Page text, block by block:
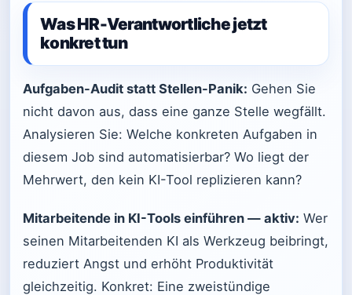
Was HR-Verantwortliche jetzt
konkret tun
Aufgaben-Audit statt Stellen-Panik: Gehen Sie
nicht davon aus, dass eine ganze Stelle wegfällt.
Analysieren Sie: Welche konkreten Aufgaben in
diesem Job sind automatisierbar? Wo liegt der
Mehrwert, den kein KI-Tool replizieren kann?
Mitarbeitende in KI-Tools einführen — aktiv: Wer
seinen Mitarbeitenden KI als Werkzeug beibringt,
reduziert Angst und erhöht Produktivität
gleichzeitig. Konkret: Eine zweistündige